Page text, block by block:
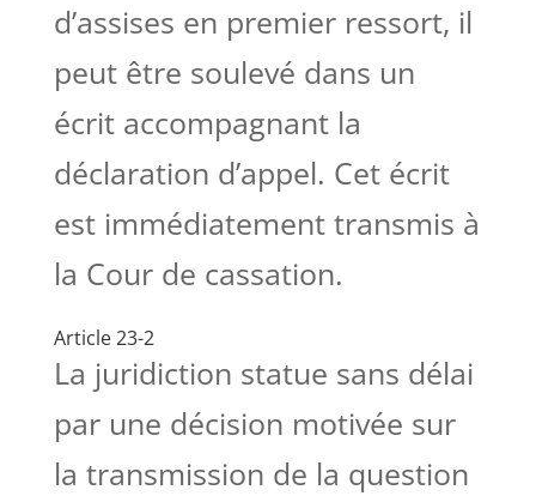
d’assises en premier ressort, il
peut être soulevé dans un
écrit accompagnant la
déclaration d’appel. Cet écrit
est immédiatement transmis à
la Cour de cassation.
Article 23-2
La juridiction statue sans délai
par une décision motivée sur
la transmission de la question